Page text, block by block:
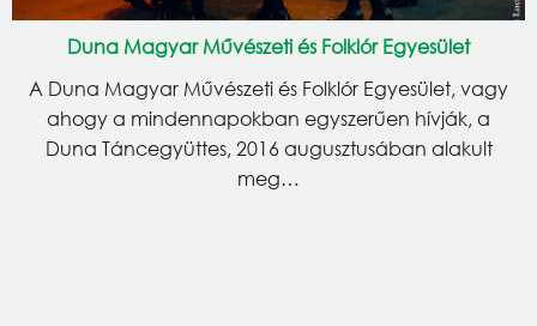
Duna Magyar Művészeti és Folklór Egyesület
A Duna Magyar Művészeti és Folklór Egyesület, vagy
ahogy a mindennapokban egyszerűen hívják, a
Duna Táncegyüttes, 2016 augusztusában alakult
meg…